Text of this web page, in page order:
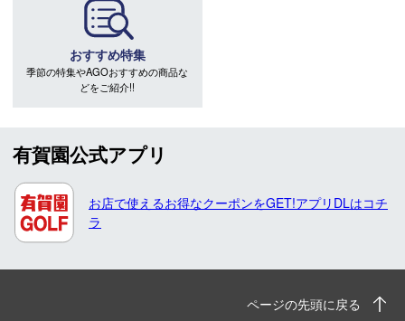
おすすめ特集
季節の特集やAGOおすすめの商品な
どをご紹介!!
有賀園公式アプリ
お店で使えるお得なクーポンをGET!アプリDLはコチ
ラ
ページの先頭に戻る